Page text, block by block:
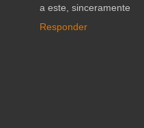
a este, sinceramente
Responder